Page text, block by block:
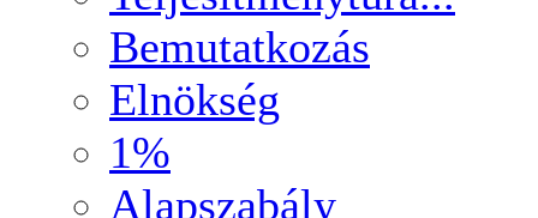
Bemutatkozás
Elnökség
1%
Alapszabály